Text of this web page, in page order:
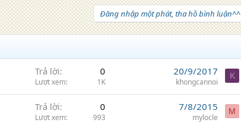
Đăng nhập một phát, tha hồ bình luận^^
Trả lời 0
Lượt xem 1K
20/9/2017
khongcannoi
K
Trả lời 0
Lượt xem 993
7/8/2015
mylocle
M